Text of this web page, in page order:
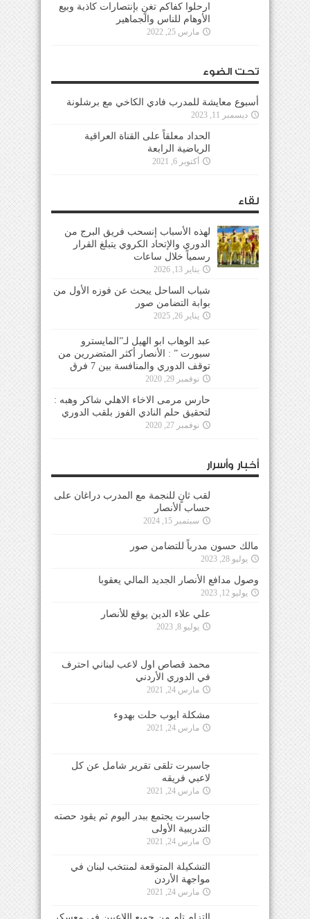
ارحلوا كفاكم تغنٍ بإنتصارات كاذبة وبيع
الأوهام للناس والجماهير
مارس 25, 2022
تحت الضوء
أسبوع معايشة للمدرب فادي الكاخي مع برشلونة
ديسمبر 11, 2023
الحداد معلقاً على القناة العراقية
الرياضية الرابعة
أكتوبر 6, 2021
لقاء
لهذه الأسباب إنسحب فريق البرج من
الدوري والإتحاد الكروي يتبلغ القرار
رسمياً خلال ساعات
يناير 13, 2026
شباب الساحل يبحث عن فوزه الأول من
بوابة التضامن صور
يناير 26, 2025
عبد الوهاب ابو الهيل لـ”المايسترو
سبورت ” : الأنصار أكثر المتضررين من
توقف الدوري والمنافسة بين 7 فرق
نوفمبر 29, 2020
حارس مرمى الاخاء الاهلي شاكر وهبه :
لتحقيق حلم النادي الفوز بلقب الدوري
نوفمبر 27, 2020
أخبار وأسرار
لقب ثانٍ للنجمة مع المدرب دراغان على
حساب الأنصار
سبتمبر 15, 2024
مالك حسون مدرباً للتضامن صور
يوليو 28, 2023
وصول مدافع الأنصار الجديد المالي يعقوبا
يوليو 12, 2023
علي علاء الدين يوقع للأنصار
يوليو 8, 2023
محمد قصاص اول لاعب لبناني احترف
في الدوري الأردني
مارس 24, 2021
مشكلة ايوب حلت بهدوء
مارس 24, 2021
جاسبرت تلقى تقرير شامل عن كل
لاعبي فريقه
مارس 24, 2021
جاسبرت يجتمع ببدر اليوم ثم يقود حصته
التدريبية الأولى
مارس 24, 2021
التشكيلة المتوقعة لمنتخب لبنان في
مواجهة الأردن
مارس 24, 2021